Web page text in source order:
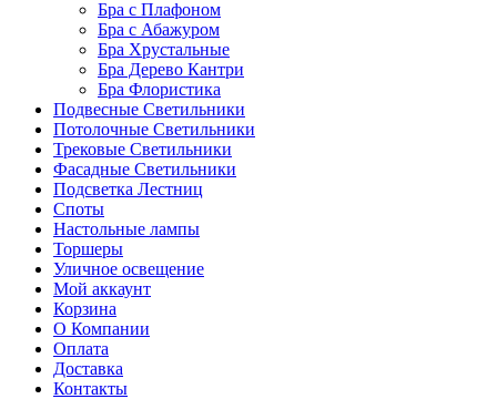
Бра с Плафоном
Бра с Абажуром
Бра Хрустальные
Бра Дерево Кантри
Бра Флористика
Подвесные Светильники
Потолочные Светильники
Трековые Светильники
Фасадные Светильники
Подсветка Лестниц
Споты
Настольные лампы
Торшеры
Уличное освещение
Мой аккаунт
Корзина
О Компании
Оплата
Доставка
Контакты